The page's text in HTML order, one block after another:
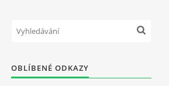
OBLÍBENÉ ODKAZY